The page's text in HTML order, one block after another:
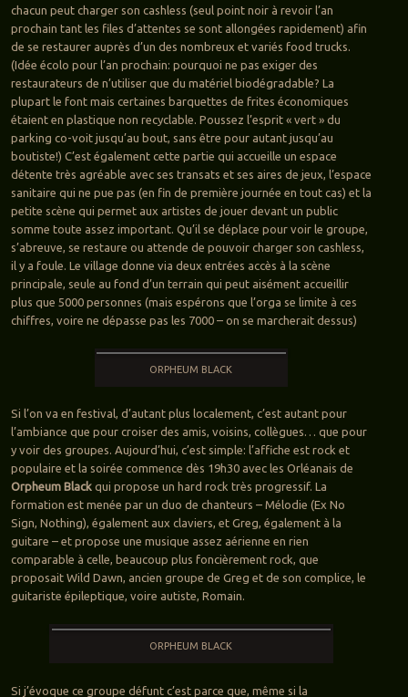
chacun peut charger son cashless (seul point noir à revoir l’an
prochain tant les files d’attentes se sont allongées rapidement) afin
de se restaurer auprès d’un des nombreux et variés food trucks.
(Idée écolo pour l’an prochain: pourquoi ne pas exiger des
restaurateurs de n’utiliser que du matériel biodégradable? La
plupart le font mais certaines barquettes de frites économiques
étaient en plastique non recyclable. Poussez l’esprit « vert » du
parking co-voit jusqu’au bout, sans être pour autant jusqu’au
boutiste!) C’est également cette partie qui accueille un espace
détente très agréable avec ses transats et ses aires de jeux, l’espace
sanitaire qui ne pue pas (en fin de première journée en tout cas) et la
petite scène qui permet aux artistes de jouer devant un public
somme toute assez important. Qu’il se déplace pour voir le groupe,
s’abreuve, se restaure ou attende de pouvoir charger son cashless,
il y a foule. Le village donne via deux entrées accès à la scène
principale, seule au fond d’un terrain qui peut aisément accueillir
plus que 5000 personnes (mais espérons que l’orga se limite à ces
chiffres, voire ne dépasse pas les 7000 – on se marcherait dessus)
ORPHEUM BLACK
Si l’on va en festival, d’autant plus localement, c’est autant pour
l’ambiance que pour croiser des amis, voisins, collègues… que pour
y voir des groupes. Aujourd’hui, c’est simple: l’affiche est rock et
populaire et la soirée commence dès 19h30 avec les Orléanais de
Orpheum Blackqui propose un hard rock très progressif. La
formation est menée par un duo de chanteurs – Mélodie (Ex No
Sign, Nothing), également aux claviers, et Greg, également à la
guitare – et propose une musique assez aérienne en rien
comparable à celle, beaucoup plus foncièrement rock, que
proposait Wild Dawn, ancien groupe de Greg et de son complice, le
guitariste épileptique, voire autiste, Romain.
ORPHEUM BLACK
Si j’évoque ce groupe défunt c’est parce que, même si la